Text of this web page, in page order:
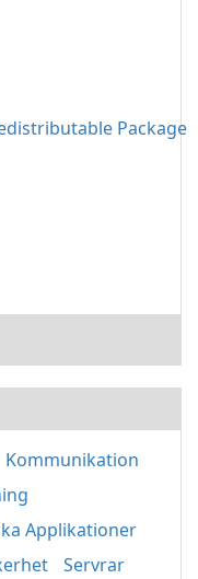
Kommunikation
Applikationer
Servrar